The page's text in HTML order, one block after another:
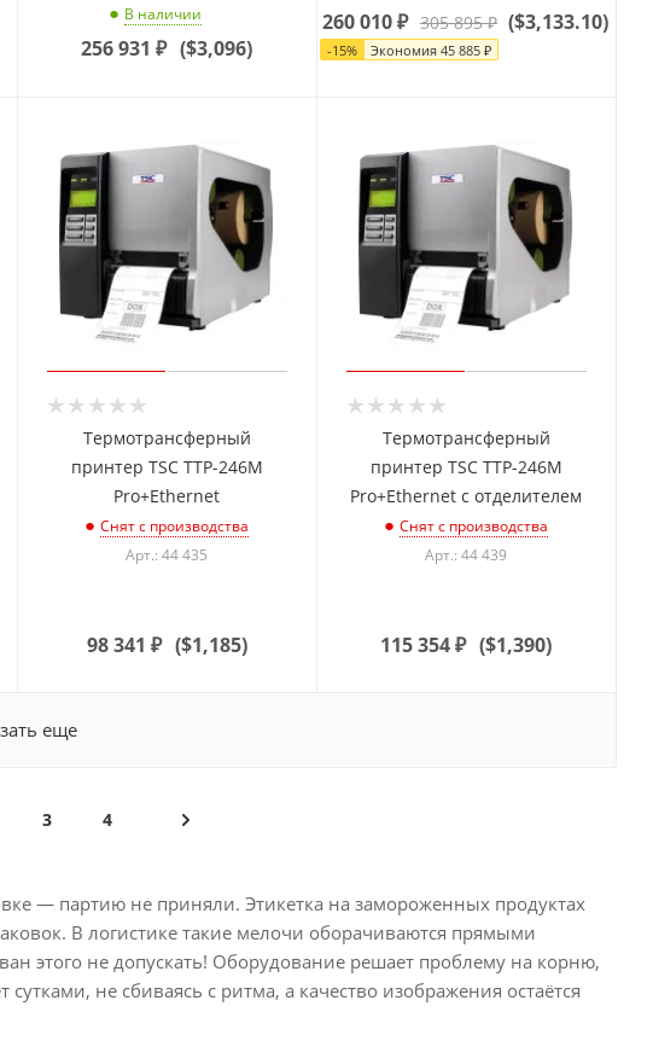
В наличии
256 931 ₽ ($3,096)
260 010₽ 305 895₽
-15% Экономия45 885 ₽
($3,133.10)
Термотрансферный
принтер TSC TTP-246M
Pro+Ethernet
Снят с производства
Арт.: 44 435
98 341 ₽ ($1,185)
Термотрансферный
принтер TSC TTP-246M
Pro+Ethernet с отделителем
Снят с производства
Арт.: 44 439
115 354₽ ($1,390)
еще
3 4
— партию не приняли. Этикетка на замороженных продуктах
В логистике такие мелочи оборачиваются прямыми
этого не допускать! Оборудование решает проблему на корню,
не сбиваясь с ритма, а качество изображения остаётся